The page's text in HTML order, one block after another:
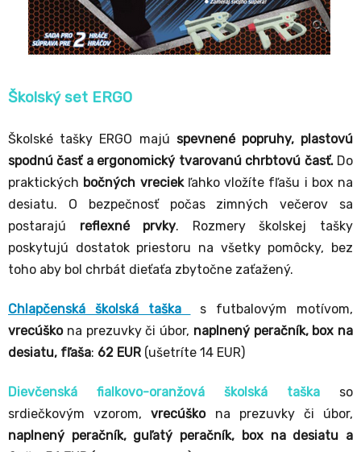
Školský set ERGO
Školské tašky ERGO majú spevnené popruhy, plastovú
spodnú časť a ergonomický tvarovanú chrbtovú časť. Do
praktických bočných vreciek ľahko vložíte fľašu i box na
desiatu. O bezpečnosť počas zimných večerov sa
postarajú reflexné prvky. Rozmery školskej tašky
poskytujú dostatok priestoru na všetky pomôcky, bez
toho aby bol chrbát dieťaťa zbytočne zaťažený.
Chlapčenská školská taška
s futbalovým motívom,
vrecúškona prezuvky či úbor, naplnený peračník, box na
desiatu, fľaša: 62 EUR (ušetríte 14 EUR)
Dievčenská fialkovo-oranžová školská taška so
srdiečkovým vzorom, vrecúškona prezuvky či úbor,
naplnený peračník, guľatý peračník, box na desiatu a